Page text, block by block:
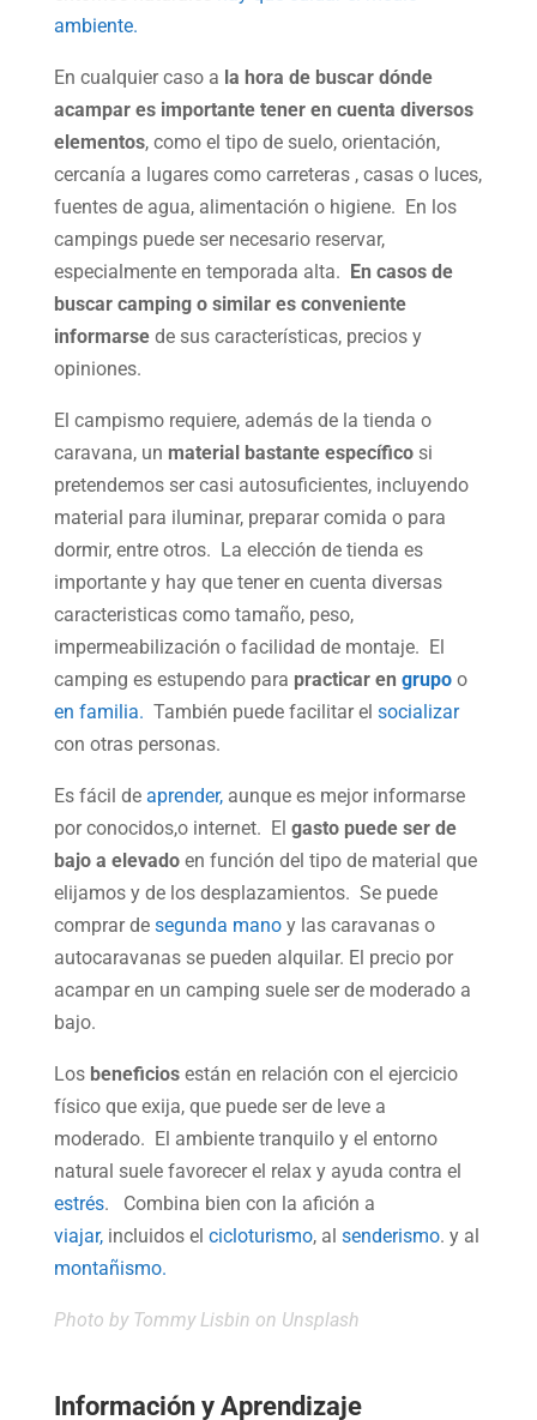
ambiente.
En cualquier caso a la hora de buscar dónde
acampar es importante tener en cuenta diversos
elementos, como el tipo de suelo, orientación,
cercanía a lugares como carreteras , casas o luces,
fuentes de agua, alimentación o higiene. En los
campings puede ser necesario reservar,
especialmente en temporada alta. En casos de
buscar camping o similar es conveniente
informarsede sus características, precios y
opiniones.
El campismo requiere, además de la tienda o
caravana, un material bastante específicosi
pretendemos ser casi autosuficientes, incluyendo
material para iluminar, preparar comida o para
dormir, entre otros. La elección de tienda es
importante y hay que tener en cuenta diversas
caracteristicas como tamaño, peso,
impermeabilización o facilidad de montaje. El
camping es estupendo para practicar en grupoo
en familia. También puede facilitar el socializar
con otras personas.
Es fácil de aprender,aunque es mejor informarse
por conocidos,o internet. El gasto puede ser de
bajo a elevadoen función del tipo de material que
elijamos y de los desplazamientos. Se puede
comprar de segunda manoy las caravanas o
autocaravanas se pueden alquilar. El precio por
acampar en un camping suele ser de moderado a
bajo.
Los beneficiosestán en relación con el ejercicio
físico que exija, que puede ser de leve a
moderado. El ambiente tranquilo y el entorno
natural suele favorecer el relax y ayuda contra el
estrés. Combina bien con la afición a
viajar,incluidos el cicloturismo, al senderismo. y al
montañismo.
Photo by Tommy Lisbin on Unsplash
Información y Aprendizaje